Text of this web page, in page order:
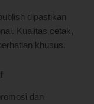
dipastikan
Kualitas cetak,
khusus.
dan